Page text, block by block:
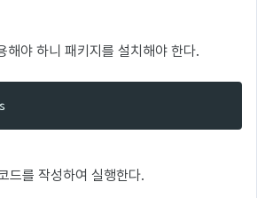
야 하니 패키지를 설치해야 한다.
드를 작성하여 실행한다.